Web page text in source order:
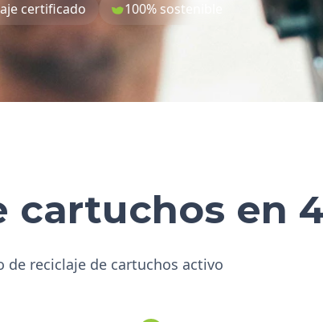
certificado 100% sostenible
cartuchos en
de reciclaje de cartuchos activo